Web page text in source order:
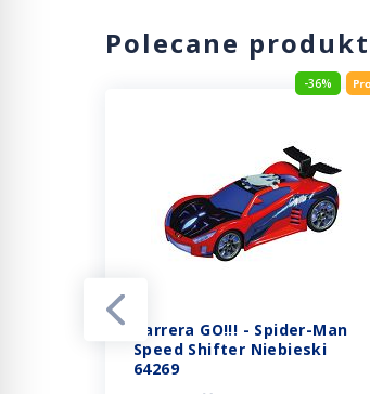
Polecane
-36%
Carrera GO!!! - Spider-Man
Speed Shifter Niebieski
64269